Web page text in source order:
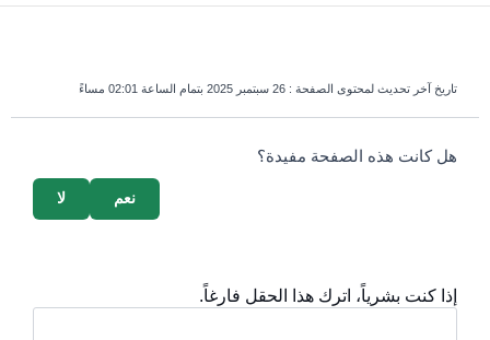
تاريخ آخر تحديث لمحتوى الصفحة : 26 سبتمبر 2025 بتمام الساعة 02:01 مساءً
survey_v2
هل كانت هذه الصفحة مفيدة؟
لا نعم
إذا كنت بشرياً، اترك هذا الحقل فارغاً.